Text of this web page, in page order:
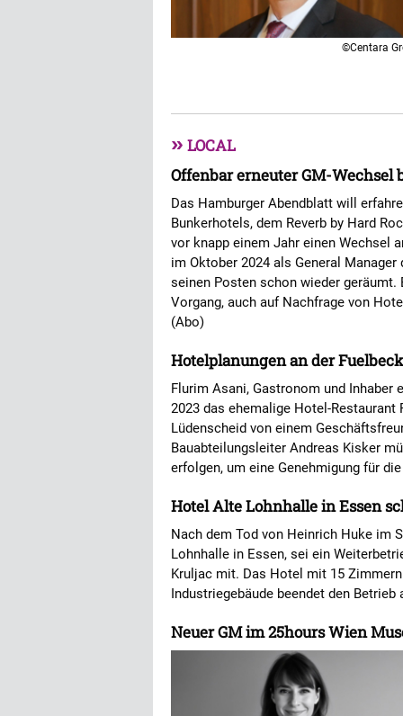
©Centara
» LOCAL
Offenbar erneuter GM-
Das Hamburger Abendblatt will
Bunkerhotels, dem Reverb by Hard
vor knapp einem Jahr einen Wechsel
im Oktober 2024 als General
seinen Posten schon wieder geräumt.
Vorgang, auch auf Nachfrage von
(Abo)
Hotelplanungen an der
Flurim Asani, Gastronom und
2023 das ehemalige Hotel-
Lüdenscheid von einem
Bauabteilungsleiter Andreas Kisker
erfolgen, um eine Genehmigung für
Hotel Alte Lohnhalle in Essen
Nach dem Tod von Heinrich Huke im
Lohnhalle in Essen, sei ein
Kruljac mit. Das Hotel mit 15
Industriegebäude beendet den
Neuer GM im 25hours Wien